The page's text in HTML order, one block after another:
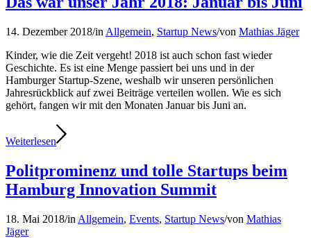
14. Dezember 2018/in Allgemein, Startup News/von Mathias Jäger
Kinder, wie die Zeit vergeht! 2018 ist auch schon fast wieder
Geschichte. Es ist eine Menge passiert bei uns und in der
Hamburger Startup-Szene, weshalb wir unseren persönlichen
Jahresrückblick auf zwei Beiträge verteilen wollen. Wie es sich
gehört, fangen wir mit den Monaten Januar bis Juni an.
Weiterlesen
Politprominenz und tolle Startups beim
Hamburg Innovation Summit
18. Mai 2018/in Allgemein, Events, Startup News/von Mathias
Jäger